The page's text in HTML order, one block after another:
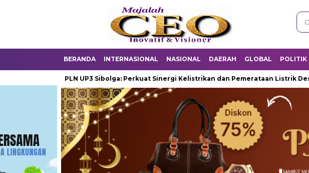
BERANDA INTERNASIONAL NASIONAL DAERAH GLOBAL POLITIK
Manager PLN UP3 Sibolga: Perkuat Sinergi Kelistrikan dan Pemerataan Listrik Desa